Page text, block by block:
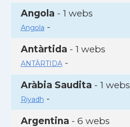
Angola - 1 webs
Angola -
Antàrtida - 1 webs
ANTÀRTIDA-
Aràbia Saudita - 1 webs
Riyadh -
Argentina - 6 webs